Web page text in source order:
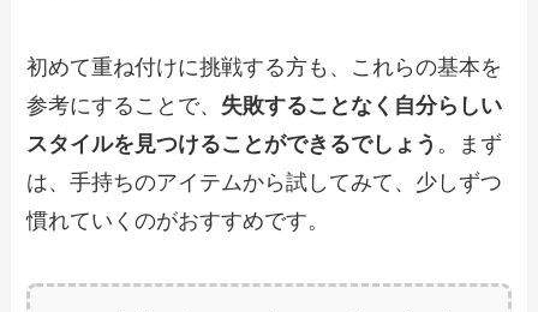
初めて重ね付けに挑戦する方も、これらの基本を
参考にすることで、 失敗することなく自分らしい
スタイルを見つけることができるでしょう 。まず
は、手持ちのアイテムから試してみて、少しずつ
慣れていくのがおすすめです。